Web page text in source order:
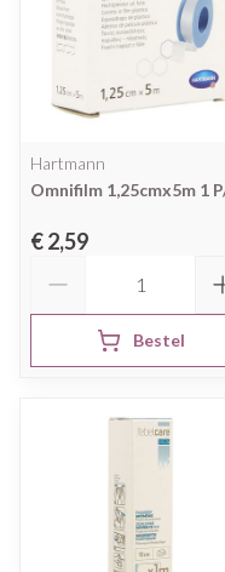
Hartmann
Omnifilm 1,25cmx5m 1
€ 2,59
Bestel